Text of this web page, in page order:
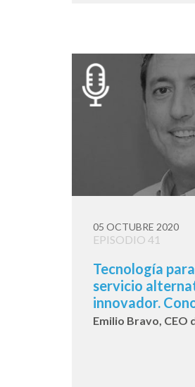
05 OCTUBRE 2020
EPISODIO 41
Tecnología
servicio
innovador.
Emilio Bravo, CEO